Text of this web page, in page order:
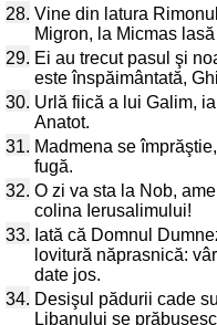
28. Vine din latura
Migron, la Micmas
29. Ei au trecut pasul şi
este înspăimântată,
30. Urlă fiică a lui Galim,
Anatot.
31. Madmena se
fugă.
32. O zi va sta la Nob,
colina Ierusalimului!
33. Iată că Domnul
lovitură năprasnică:
date jos.
34. Desişul pădurii cade
Libanului se